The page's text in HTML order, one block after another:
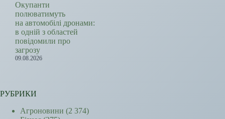
Окупанти
полюватимуть
на автомобілі дронами:
в одній з областей
повідомили про
загрозу
09.08.2026
РУБРИКИ
Агроновини (2 374)